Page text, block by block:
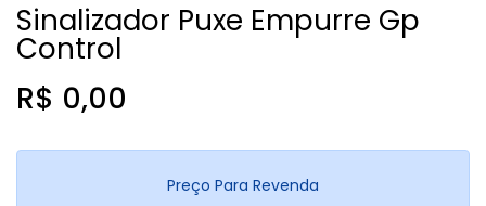
Sinalizador Puxe Empurre Gp
Control
R$ 0,00
Preço Para Revenda